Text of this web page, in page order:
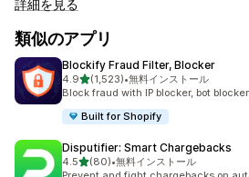
詳細を見る
類似のアプリ
Blockify Fraud Filter, Blocker
4.95つ星中
(1,523)
合計レビュー数：1523件
•無料インストール
Block fraud with IP blocker, bot
Built for Shopify
Disputifier: Smart Chargebacks
4.55つ星中
(80)
合計レビュー数：80件
•無料インストール